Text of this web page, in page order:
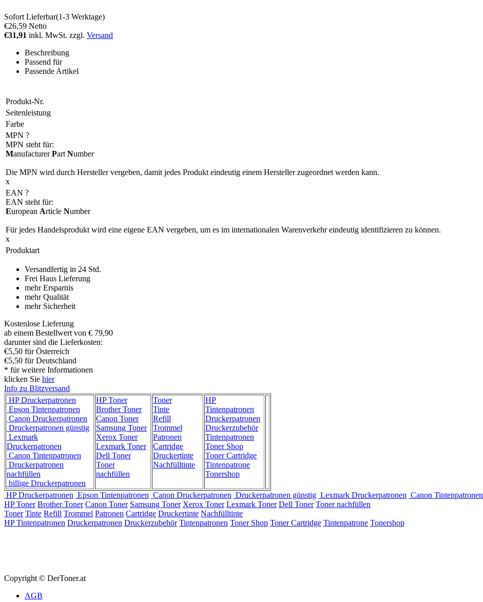
Sofort Lieferbar(1-3 Werktage)
€26,59 Netto
€31,91 inkl. MwSt. zzgl. Versand
Beschreibung
Passend für
Passende Artikel
Produkt-Nr.
Seitenleistung
Farbe
MPN ?
MPN steht für:
ManufacturerPart Number
Die MPN wird durch Hersteller vergeben, damit jedes Produkt eindeutig einem Hersteller zugeordnet werden kann.
x
EAN ?
EAN steht für:
European Article Number
Für jedes Handelsprodukt wird eine eigene EAN vergeben, um es im internationalen Warenverkehr eindeutig identifizieren zu können.
x
Produktart
Versandfertig in 24 Std.
Frei Haus Lieferung
mehr Ersparnis
mehr Qualität
mehr Sicherheit
Kostenlose Lieferung
ab einem Bestellwert von € 79,90
darunter sind die Lieferkosten:
€5,50 für Österreich
€5,50 für Deutschland
* für weitere Informationen
klicken Sie hier
Info zu Blitzversand
HP Druckerpatronen
Epson Tintenpatronen
Canon Druckerpatronen
Druckerpatronen günstig
Lexmark
Druckerpatronen
Canon Tintenpatronen
Druckerpatronen
nachfüllen
billige Druckerpatronen
HP Toner
Brother Toner
Canon Toner
Samsung Toner
Xerox Toner
Lexmark Toner
Dell Toner
Toner
nachfüllen
Toner
Tinte
Refill
Trommel
Patronen
Cartridge
Druckertinte
Nachfülltinte
HP
Tintenpatronen
Druckerpatronen
Druckerzubehör
Tintenpatronen
Toner Shop
Toner Cartridge
Tintenpatrone
Tonershop
HP Druckerpatronen Epson Tintenpatronen Canon Druckerpatronen Druckerpatronen günstig Lexmark Druckerpatronen Canon Tintenpatronen
HP Toner Brother Toner Canon Toner Samsung Toner Xerox Toner Lexmark Toner Dell Toner Toner nachfüllen
Toner Tinte Refill Trommel Patronen Cartridge Druckertinte Nachfülltinte
HP Tintenpatronen Druckerpatronen Druckerzubehör Tintenpatronen Toner Shop Toner Cartridge Tintenpatrone Tonershop
Copyright © DerToner.at
AGB